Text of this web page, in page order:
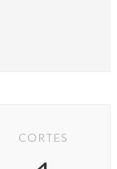
CORTES